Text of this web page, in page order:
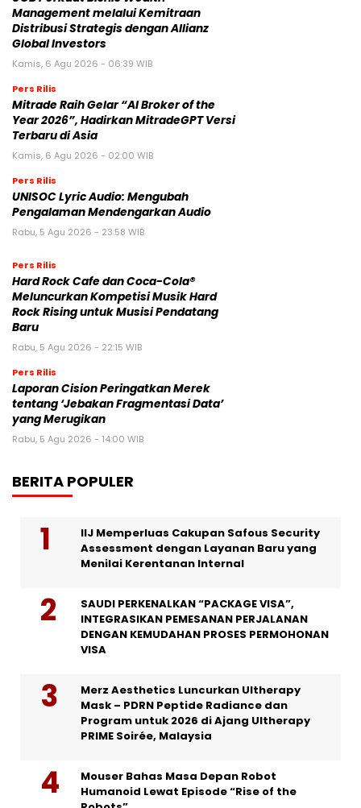
Management melalui Kemitraan
Distribusi Strategis dengan Allianz
Global Investors
Kamis, 6 Agu 2026 - 06:39 WIB
Pers Rilis
Mitrade Raih Gelar “AI Broker of the
Year 2026”, Hadirkan MitradeGPT Versi
Terbaru di Asia
Kamis, 6 Agu 2026 - 02:00 WIB
Pers Rilis
UNISOC Lyric Audio: Mengubah
Pengalaman Mendengarkan Audio
Rabu, 5 Agu 2026 - 23:58 WIB
Pers Rilis
Hard Rock Cafe dan Coca-Cola®
Meluncurkan Kompetisi Musik Hard
Rock Rising untuk Musisi Pendatang
Baru
Rabu, 5 Agu 2026 - 22:15 WIB
Pers Rilis
Laporan Cision Peringatkan Merek
tentang ‘Jebakan Fragmentasi Data’
yang Merugikan
Rabu, 5 Agu 2026 - 14:00 WIB
BERITA POPULER
IIJ Memperluas Cakupan Safous Security
Assessment dengan Layanan Baru yang
Menilai Kerentanan Internal
SAUDI PERKENALKAN “PACKAGE VISA”,
INTEGRASIKAN PEMESANAN PERJALANAN
DENGAN KEMUDAHAN PROSES PERMOHONAN
VISA
Merz Aesthetics Luncurkan Ultherapy
Mask – PDRN Peptide Radiance dan
Program untuk 2026 di Ajang Ultherapy
PRIME Soirée, Malaysia
Mouser Bahas Masa Depan Robot
Humanoid Lewat Episode “Rise of the